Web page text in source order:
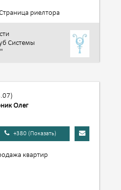
риелтора
Системы
Олег
+380 (Показать)
квартир